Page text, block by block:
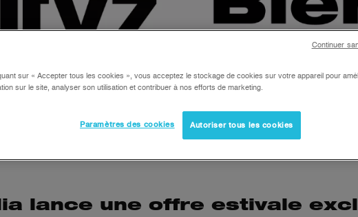
lance une offre estivale
sur « Accepter tous les cookies », vous acceptez le stockage de cookies sur votre appareil pour
sur le site, analyser son utilisation et contribuer à nos efforts de marketing.
Paramètres des cookies Autoriser tous les cookies
Continuer